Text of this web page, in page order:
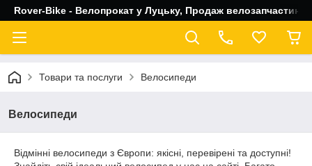
Rover-Bike - Велопрокат у Луцьку, Продаж велозапчастин,
Товари та послуги Велосипеди
Велосипеди
Відмінні велосипеди з Європи: якісні, перевірені та доступні!